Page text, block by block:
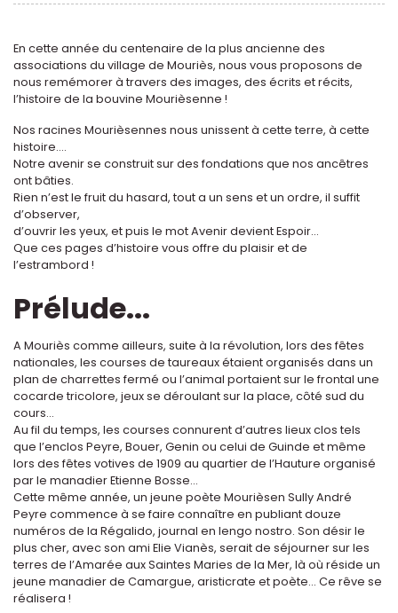
En cette année du centenaire de la plus ancienne des
associations du village de Mouriès, nous vous proposons de
nous remémorer à travers des images, des écrits et récits,
l’histoire de la bouvine Mourièsenne !
Nos racines Mourièsennes nous unissent à cette terre, à cette
histoire....
Notre avenir se construit sur des fondations que nos ancêtres
ont bâties.
Rien n’est le fruit du hasard, tout a un sens et un ordre, il suffit
d’observer,
d’ouvrir les yeux, et puis le mot Avenir devient Espoir...
Que ces pages d’histoire vous offre du plaisir et de
l’estrambord !
Prélude...
A Mouriès comme ailleurs, suite à la révolution, lors des fêtes
nationales, les courses de taureaux étaient organisés dans un
plan de charrettes fermé ou l’animal portaient sur le frontal une
cocarde tricolore, jeux se déroulant sur la place, côté sud du
cours...
Au fil du temps, les courses connurent d’autres lieux clos tels
que l’enclos Peyre, Bouer, Genin ou celui de Guinde et même
lors des fêtes votives de 1909 au quartier de l’Hauture organisé
par le manadier Etienne Bosse...
Cette même année, un jeune poète Mourièsen Sully André
Peyre commence à se faire connaître en publiant douze
numéros de la Régalido, journal en lengo nostro. Son désir le
plus cher, avec son ami Elie Vianès, serait de séjourner sur les
terres de l’Amarée aux Saintes Maries de la Mer, là où réside un
jeune manadier de Camargue, aristicrate et poète... Ce rêve se
réalisera !